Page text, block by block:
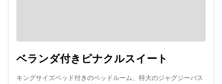
ベランダ付きピナクルスイート
キングサイズベッド付きのベッドルーム、特大のジャグジーバス